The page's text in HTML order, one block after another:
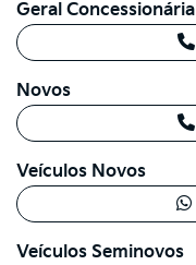
Geral Concessionária
Novos
Veículos Novos
Veículos Seminovos